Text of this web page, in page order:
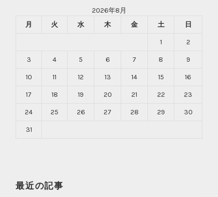
2026年8月
月
火 水 木 金 土 日
1 2
3 4 5 6 7 8 9
10 11 12 13 14 15 16
17 18 19 20 21 22 23
24 25 26 27 28 29 30
31
最近の記事